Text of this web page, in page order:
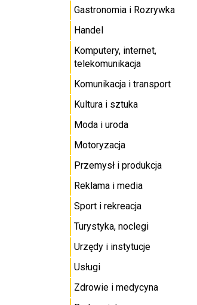
Gastronomia i Rozrywka
Handel
Komputery, internet,
telekomunikacja
Komunikacja i transport
Kultura i sztuka
Moda i uroda
Motoryzacja
Przemysł i produkcja
Reklama i media
Sport i rekreacja
Turystyka, noclegi
Urzędy i instytucje
Usługi
Zdrowie i medycyna